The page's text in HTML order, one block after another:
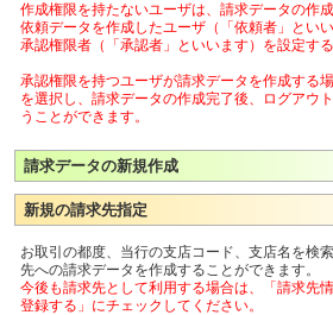
作成権限を持たないユーザは、請求データの作
依頼データを作成したユーザ（「依頼者」とい
承認権限者（「承認者」といいます）を設定す
承認権限を持つユーザが請求データを作成する
を選択し、請求データの作成完了後、ログアウ
うことができます。
請求データの新規作成
新規の請求先指定
お取引の都度、当行の支店コード、支店名を検
先への請求データを作成することができます。
今後も請求先として利用する場合は、「請求先
登録する」にチェックしてください。